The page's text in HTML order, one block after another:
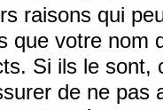
raisons qui
que votre nom
Si ils le sont,
de ne pas